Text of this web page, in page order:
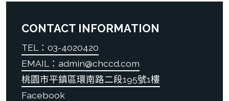
CONTACT INFORMATION
TEL：03-4020420
EMAIL：admin@chccd.com
桃園市平鎮區環南路二段195號1樓
Facebook